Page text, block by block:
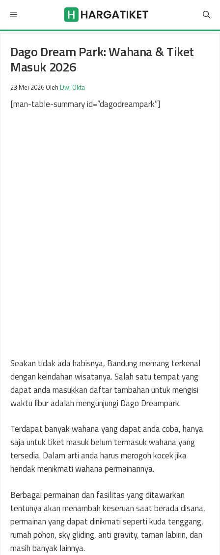
isi
Menu
Dago Dream Park: Wahana & Tiket
Masuk 2026
23 Mei 2026 Oleh Dwi Okta
[man-table-summary id=”dagodreampark”]
Seakan tidak ada habisnya, Bandung memang terkenal
dengan keindahan wisatanya. Salah satu tempat yang
dapat anda masukkan daftar tambahan untuk mengisi
waktu libur adalah mengunjungi Dago Dreampark.
Terdapat banyak wahana yang dapat anda coba, hanya
saja untuk tiket masuk belum termasuk wahana yang
tersedia. Dalam arti anda harus merogoh kocek jika
hendak menikmati wahana permainannya.
Berbagai permainan dan fasilitas yang ditawarkan
tentunya akan menambah keseruan saat berada disana,
permainan yang dapat dinikmati seperti kuda tenggang,
rumah pohon, sky gliding, anti gravity, taman labirin, dan
masih banyak lainnya.